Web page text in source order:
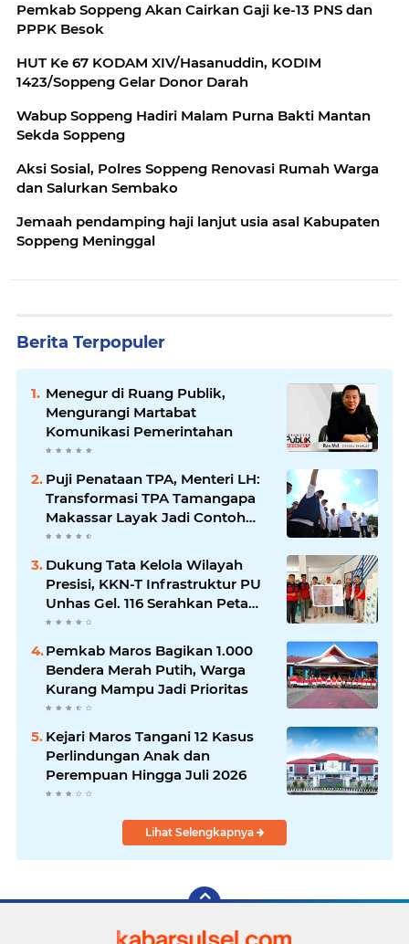
Pemkab Soppeng Akan Cairkan Gaji ke-13 PNS dan
PPPK Besok
HUT Ke 67 KODAM XIV/Hasanuddin, KODIM
1423/Soppeng Gelar Donor Darah
Wabup Soppeng Hadiri Malam Purna Bakti Mantan
Sekda Soppeng
Aksi Sosial, Polres Soppeng Renovasi Rumah Warga
dan Salurkan Sembako
Jemaah pendamping haji lanjut usia asal Kabupaten
Soppeng Meninggal
Berita Terpopuler
Menegur di Ruang Publik,
Mengurangi Martabat
Komunikasi Pemerintahan
Puji Penataan TPA, Menteri LH:
Transformasi TPA Tamangapa
Makassar Layak Jadi Contoh
Nasional
Dukung Tata Kelola Wilayah
Presisi, KKN-T Infrastruktur PU
Unhas Gel. 116 Serahkan Peta
Batas Dusun Berbasis GIS ke
Desa Bonto Matene
Pemkab Maros Bagikan 1.000
Bendera Merah Putih, Warga
Kurang Mampu Jadi Prioritas
Kejari Maros Tangani 12 Kasus
Perlindungan Anak dan
Perempuan Hingga Juli 2026
Lihat Selengkapnya